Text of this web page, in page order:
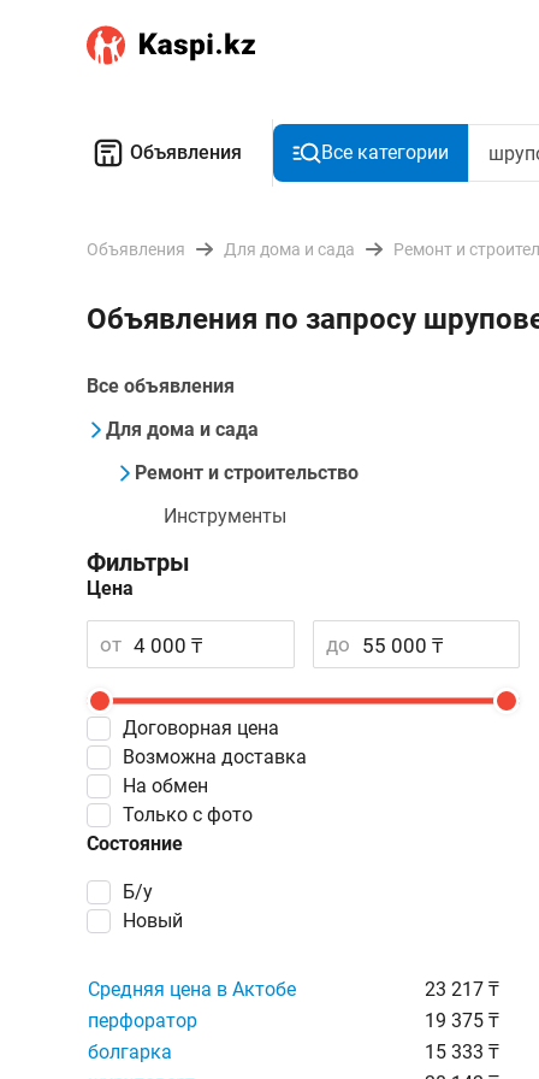
Объявления Все категории
Объявления Для дома и сада Ремонт и
Объявления по запросу
Все объявления
Для дома и сада
Ремонт и строительство
Инструменты
Фильтры
Цена
от до
Договорная цена
Возможна доставка
Состояние
Б/у
Новый
На обмен
Только с фото
Средняя цена в Актобе
23 217 ₸
перфоратор
19 375 ₸
болгарка
15 333 ₸